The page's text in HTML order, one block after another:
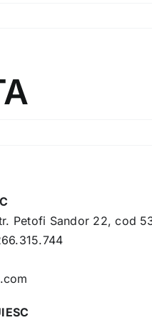
Petofi Sandor 22, cod